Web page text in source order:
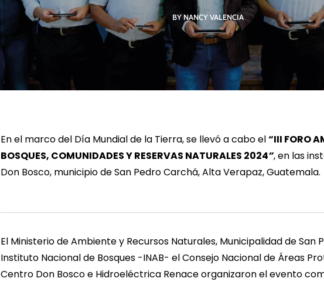
LEER MÁS
BY NANCY VALENCIA
En el marco del Día Mundial de la Tierra, se llevó a cabo el“III FORO
BOSQUES, COMUNIDADES Y RESERVAS NATURALES 2024”, en las
Don Bosco, municipio de San Pedro Carchá, Alta Verapaz, Guatemala.
El Ministerio de Ambiente y Recursos Naturales, Municipalidad de San
Instituto Nacional de Bosques -INAB- el Consejo Nacional de Áreas
Centro Don Boscoe Hidroeléctrica Renace organizaron el evento